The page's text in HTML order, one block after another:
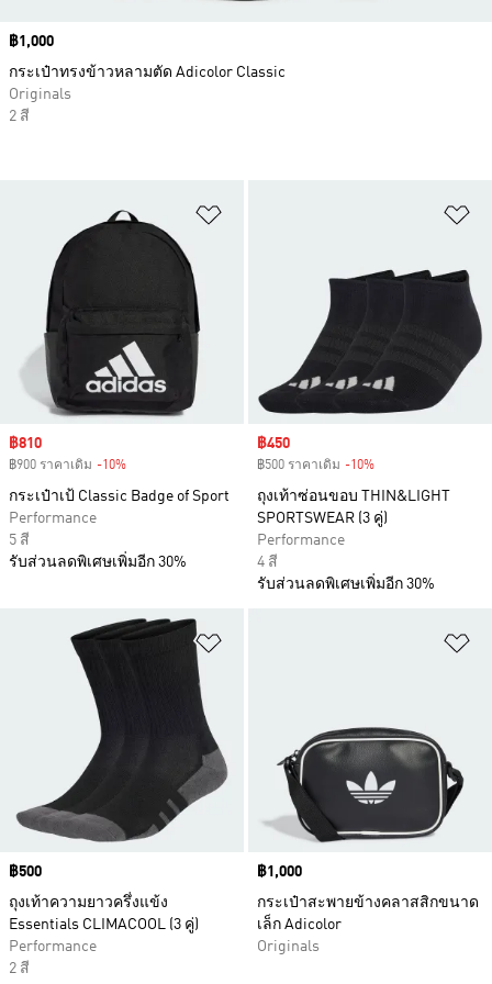
Sale price
฿810
฿900 ราคาเดิม -10%
กระเป๋าเป้ Classic Badge of Sport
Performance
5 สี
รับส่วนลดพิเศษเพิ่มอีก 30%
Sale price
฿450
฿500 ราคาเดิม -10%
ถุงเท้าซ่อนขอบ THIN&LIGHT
SPORTSWEAR (3 คู่)
Performance
4 สี
รับส่วนลดพิเศษเพิ่มอีก 30%
Price
฿500
ถุงเท้าความยาวครึ่งแข้ง
Essentials CLIMACOOL (3 คู่)
Performance
2 สี
Price
฿1,000
กระเป๋าสะพายข้างคลาสสิกขนาด
เล็ก Adicolor
Originals
Price
฿1,000
กระเป๋าทรงข้าวหลามตัด Adicolor Classic
Originals
2 สี